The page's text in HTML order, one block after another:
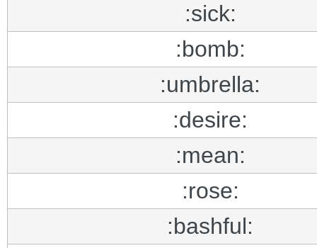
:sick:
:bomb:
:umbrella:
:desire:
:mean:
:rose:
:bashful: